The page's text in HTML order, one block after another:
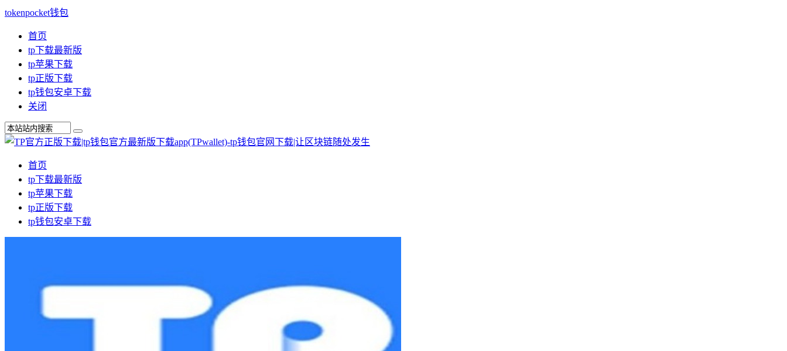
tokenpocket钱包
首页
tp下载最新版
tp苹果下载
tp正版下载
tp钱包安卓下载
关闭
首页
tp下载最新版
tp苹果下载
tp正版下载
tp钱包安卓下载